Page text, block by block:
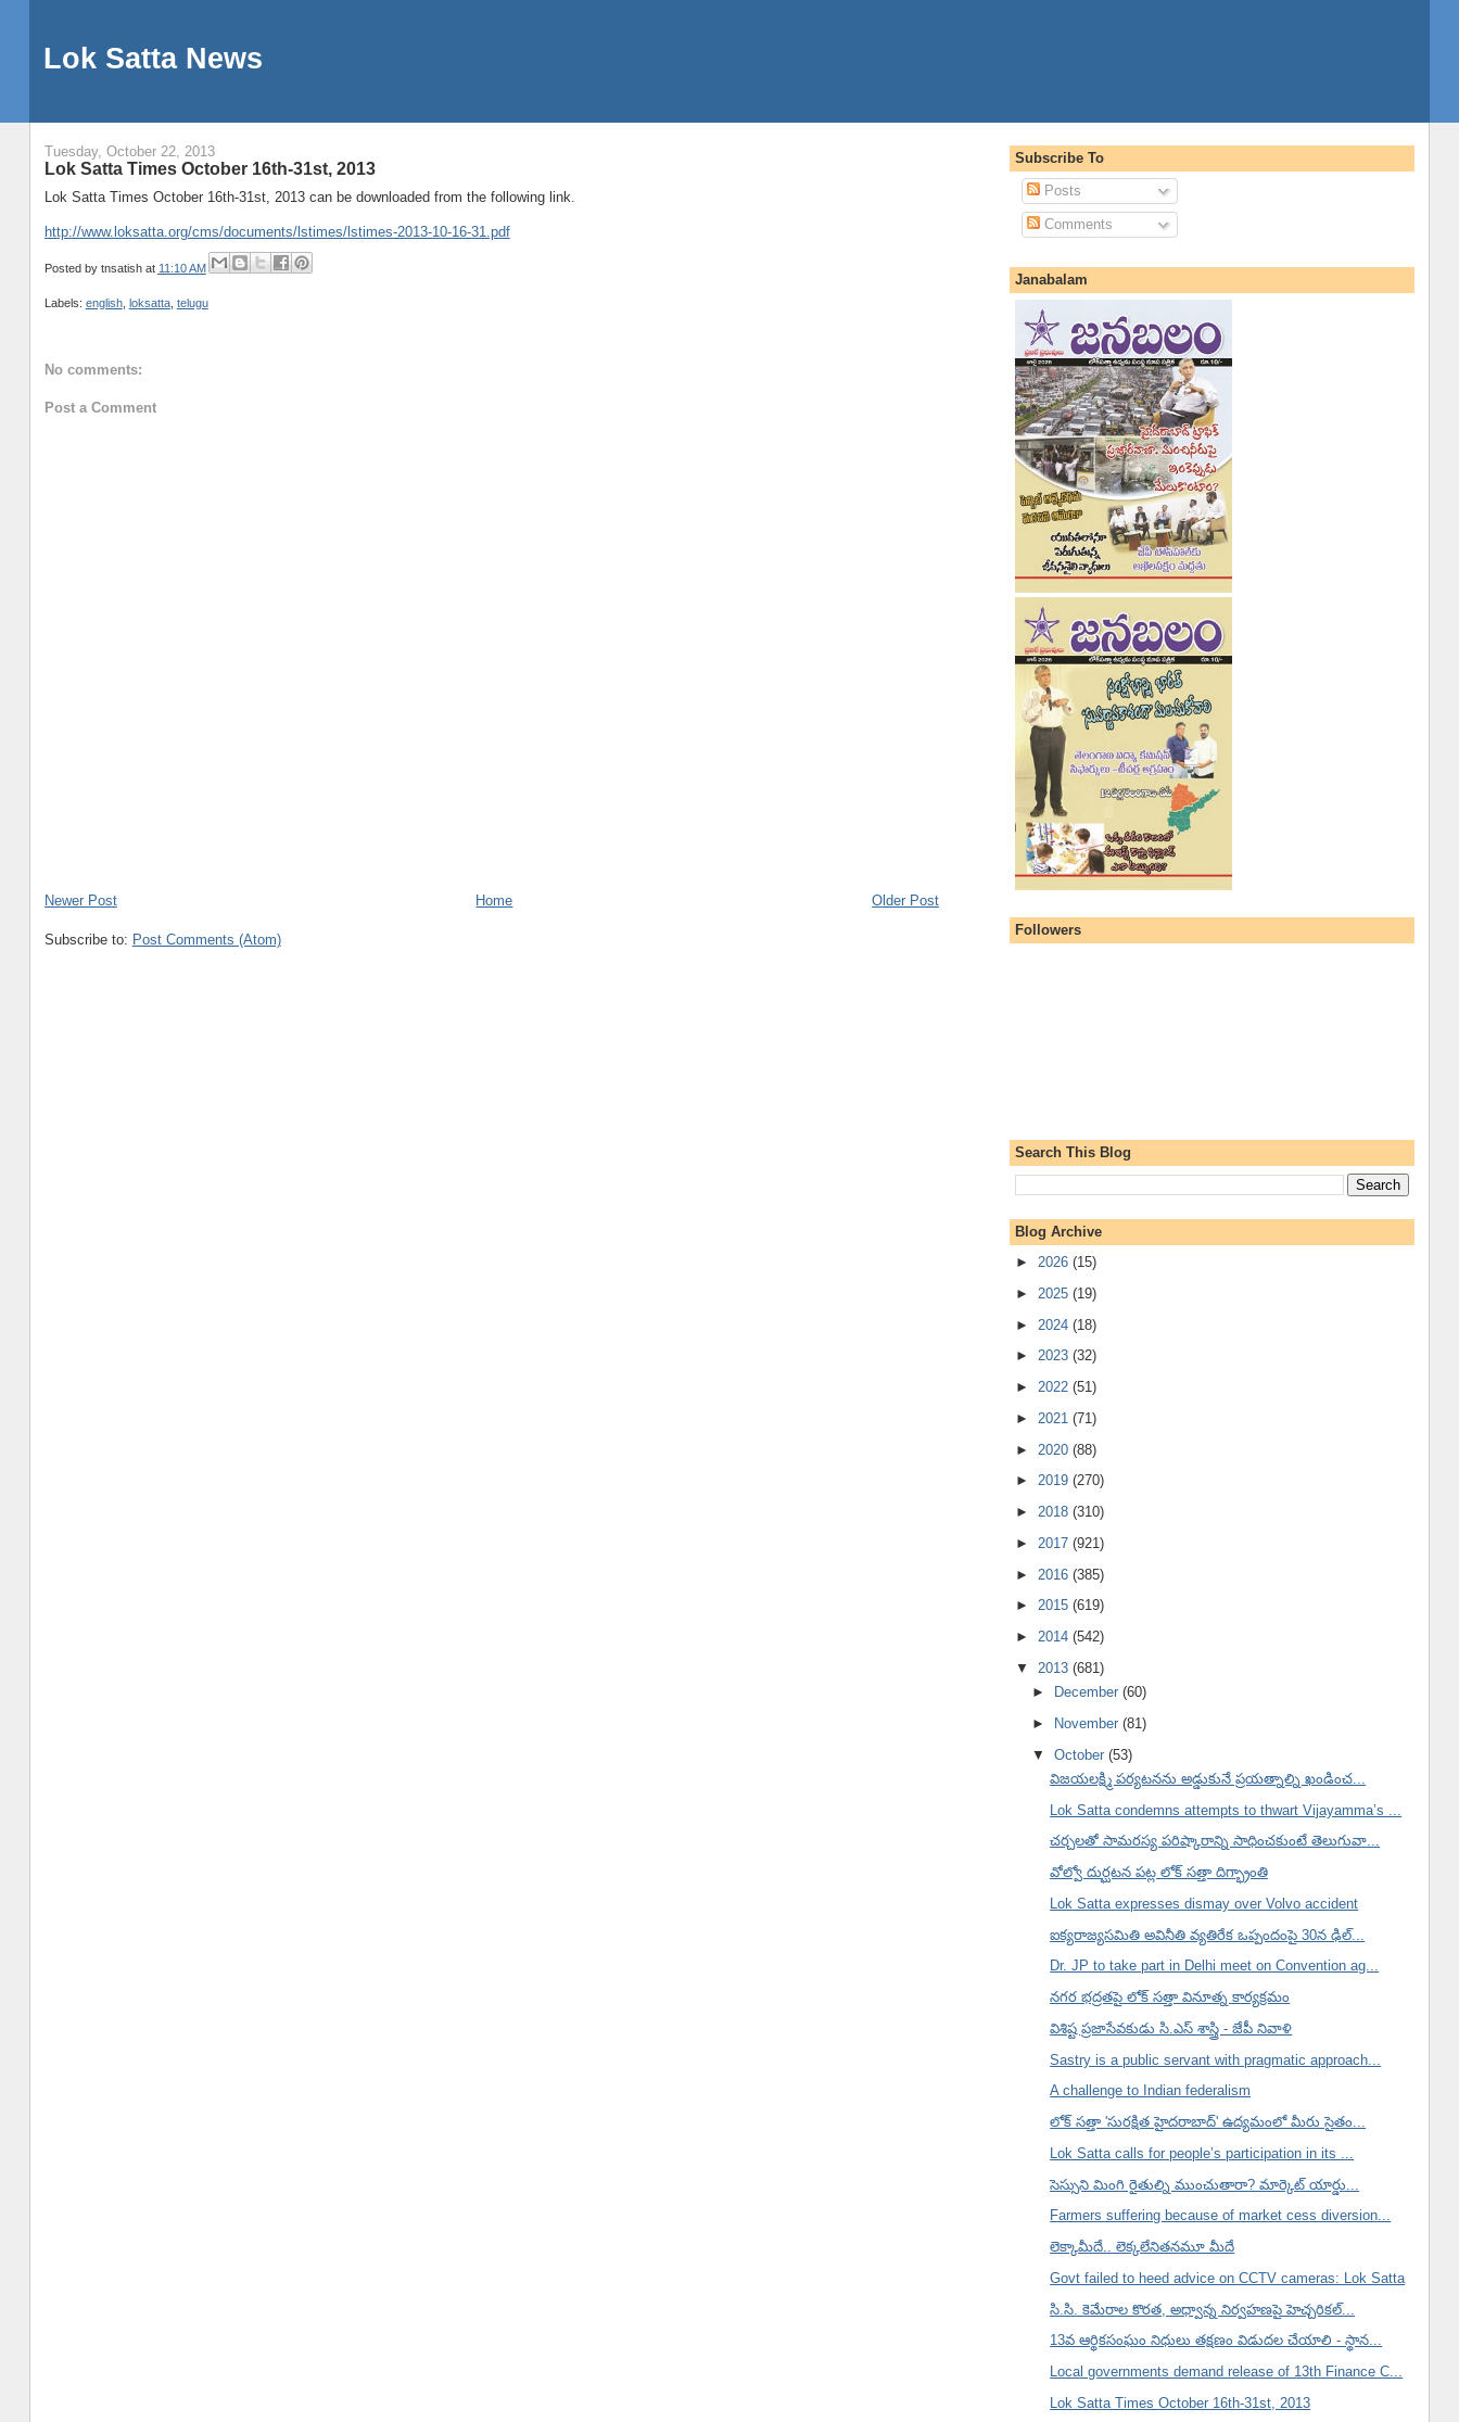
Lok Satta News
Tuesday, October 22, 2013
Lok Satta Times October 16th-31st, 2013
Lok Satta Times October 16th-31st, 2013 can be downloaded from the following link.
http://www.loksatta.org/cms/documents/lstimes/lstimes-2013-10-16-31.pdf
Posted by tnsatish at 11:10 AM
Labels: english, loksatta, telugu
No comments:
Post a Comment
Newer Post Older Post
Home
Subscribe to: Post Comments (Atom)
Subscribe To
Posts
Comments
Janabalam
Followers
Search This Blog
Blog Archive
► 2026 (15)
► 2025 (19)
► 2024 (18)
► 2023 (32)
► 2022 (51)
► 2021 (71)
► 2020 (88)
► 2019 (270)
► 2018 (310)
► 2017 (921)
► 2016 (385)
► 2015 (619)
► 2014 (542)
▼ 2013 (681)
►
December(60)
►
November(81)
▼October(53)
విజయలక్ష్మి పర్యటనను అడ్డుకునే ప్రయత్నాల్ని ఖండించ...
Lok Satta condemns attempts to thwart Vijayamma’s ...
చర్చలతో సామరస్య పరిష్కారాన్ని సాధించకుంటే తెలుగువా...
వోల్వో దుర్ఘటన పట్ల లోక్ సత్తా దిగ్భ్రాంతి
Lok Satta expresses dismay over Volvo accident
ఐక్యరాజ్యసమితి అవినీతి వ్యతిరేక ఒప్పందంపై 30న ఢిల్...
Dr. JP to take part in Delhi meet on Convention ag...
నగర భద్రతపై లోక్ సత్తా వినూత్న కార్యక్రమం
విశిష్ట ప్రజాసేవకుడు సి.ఎస్ శాస్త్రి - జేపీ నివాళి
Sastry is a public servant with pragmatic approach...
A challenge to Indian federalism
లోక్ సత్తా 'సురక్షిత హైదరాబాద్' ఉద్యమంలో మీరు సైతం...
Lok Satta calls for people’s participation in its ...
సెస్సుని మింగి రైతుల్ని ముంచుతారా? మార్కెట్ యార్డు...
Farmers suffering because of market cess diversion...
లెక్కామీదే.. లెక్కలేనితనమూ మీదే
Govt failed to heed advice on CCTV cameras: Lok Satta
సి.సి. కెమేరాల కొరత, అధ్వాన్న నిర్వహణపై హెచ్చరికల్...
13వ ఆర్థికసంఘం నిధులు తక్షణం విడుదల చేయాలి - స్థాన...
Local governments demand release of 13th Finance C...
Lok Satta Times October 16th-31st, 2013